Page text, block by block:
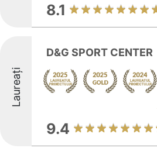
8.1
Laureați
D&G SPORT CENTER
9.4